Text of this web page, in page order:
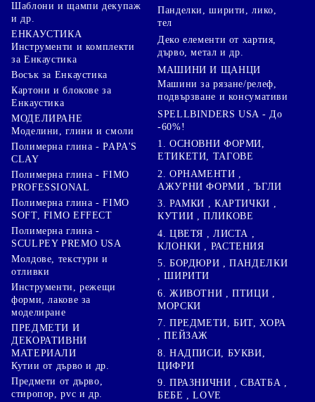
Шаблони и щампи декупаж
и др.
ЕНКАУСТИКА
Инструменти и комплекти
за Енкаустика
Восък за Енкаустика
Картони и блокове за
Енкаустика
МОДЕЛИРАНЕ
Моделини, глини и смоли
Полимерна глина - PAPA'S
CLAY
Полимерна глина - FIMO
PROFESSIONAL
Полимерна глина - FIMO
SOFT, FIMO EFFECT
Полимерна глина -
SCULPEY PREMO USA
Молдове, текстури и
отливки
Инструменти, режещи
форми, лакове за
моделиране
ПРЕДМЕТИ И
ДЕКОРАТИВНИ
МАТЕРИАЛИ
Кутии от дърво и др.
Предмети от дърво,
стиропор, pvc и др.
Панделки, ширити, лико,
тел
Деко елементи от хартия,
дърво, метал и др.
МАШИНИ И ЩАНЦИ
Машини за рязане/релеф,
подвързване и консумативи
SPELLBINDERS USA - До
-60%!
1. ОСНОВНИ ФОРМИ,
ЕТИКЕТИ, ТАГОВЕ
2. ОРНАМЕНТИ ,
АЖУРНИ ФОРМИ , ЪГЛИ
3. РАМКИ , КАРТИЧКИ ,
КУТИИ , ПЛИКОВЕ
4. ЦВЕТЯ , ЛИСТА ,
КЛОНКИ , РАСТЕНИЯ
5. БОРДЮРИ , ПАНДЕЛКИ
, ШИРИТИ
6. ЖИВОТНИ , ПТИЦИ ,
МОРСКИ
7. ПРЕДМЕТИ, БИТ, ХОРА
, ПЕЙЗАЖ
8. НАДПИСИ, БУКВИ,
ЦИФРИ
9. ПРАЗНИЧНИ , СВАТБА ,
БЕБЕ , LOVE